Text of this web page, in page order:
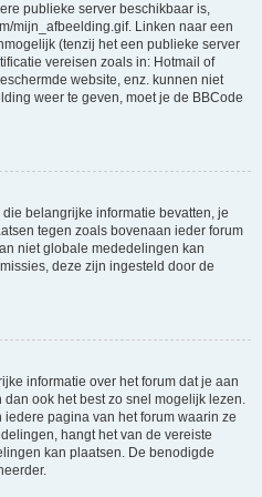
publieke server beschikbaar is,
mijn_afbeelding.gif. Linken naar een
(tenzij het een publieke server
vereisen zoals in: Hotmail of
website, enz. kunnen niet
weer te geven, moet je de BBCode
belangrijke informatie bevatten, je
tegen zoals bovenaan ieder forum
niet globale mededelingen kan
deze zijn ingesteld door de
informatie over het forum dat je aan
ook het best zo snel mogelijk lezen.
pagina van het forum waarin ze
hangt het van de vereiste
kan plaatsen. De benodigde